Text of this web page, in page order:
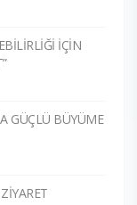
İÇİN
GÜÇLÜ BÜYÜME